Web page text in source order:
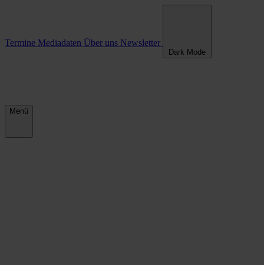
Termine Mediadaten Über uns Newsletter
Dark Mode
Menü